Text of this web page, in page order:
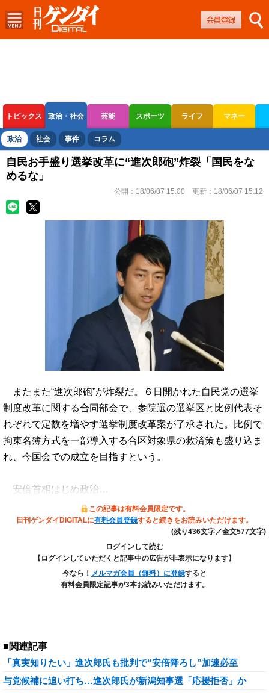
トピックス 政治・社会 芸能 スポーツ ライフ マネー
ボートレース 競輪 オートレース
政治 社会 事件 コラム
自民お手盛り選挙改革に“進次郎砲”炸裂「国民をな
めるな」
公開： 18/06/07 15:00 更新： 18/06/07 15:12
またまた“進次郎砲”が炸裂だ。６日開かれた自民党の選挙
制度改革に関する合同部会で、参院選の選挙区と比例代表そ
れぞれで定数を増やす選挙制度改革案が了承された。比例で
拘束名簿方式を一部導入する合区対象県の救済策も盛り込ま
れ、今国会での成立を目指すという。
安倍首相はじめ政治…
この記事は有料会員限定です。
日刊ゲンダイDIGITALに有料会員登録すると続きをお読みいただけます。
(残り436文字／全文577文字)
ログインして読む
【ログインしていただくと記事中の広告が非表示になります】
今なら！ メルマガ会員（無料）に登録すると
有料会員限定記事が3本お読みいただけます。
■関連記事
「真実知りたい」進次郎氏も批判で“安倍降ろし”加速必至
与党候補に追い打ち…進次郎氏が新潟知事選「応援拒否」か